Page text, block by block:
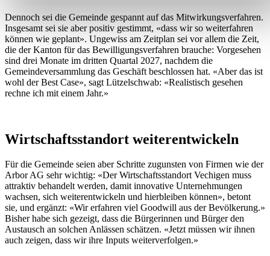
Wir verwenden Cookies, um Inhalte und Anzeigen zu
personalisieren, Funktionen für soziale Medien anbieten zu
können und die Zugriffe auf unsere Website zu analysieren.
Außerdem geben wir Informationen zu Ihrer Verwendung
unserer Website an unsere Partner für soziale Medien,
Werbung und Analysen weiter. Unsere Partner führen diese
Ihrer Nutzung der Dienste gesammelt haben.
Dennoch sei die Gemeinde gespannt auf das Mitwirkungsverfahren.
Insgesamt sei sie aber positiv gestimmt, «dass wir so weiterfahren
können wie geplant». Ungewiss am Zeitplan sei vor allem die Zeit,
die der Kanton für das Bewilligungsverfahren brauche: Vorgesehen
sind drei Monate im dritten Quartal 2027, nachdem die
Gemeindeversammlung das Geschäft beschlossen hat. «Aber das ist
wohl der Best Case», sagt Lützelschwab: «Realistisch gesehen
rechne ich mit einem Jahr.»
Wirtschaftsstandort weiterentwickeln
Für die Gemeinde seien aber Schritte zugunsten von Firmen wie der
Arbor AG sehr wichtig: «Der Wirtschaftsstandort Vechigen muss
attraktiv behandelt werden, damit innovative Unternehmungen
wachsen, sich weiterentwickeln und hierbleiben können», betont
sie, und ergänzt: «Wir erfahren viel Goodwill aus der Bevölkerung.»
Bisher habe sich gezeigt, dass die Bürgerinnen und Bürger den
Austausch an solchen Anlässen schätzen. «Jetzt müssen wir ihnen
auch zeigen, dass wir ihre Inputs weiterverfolgen.»